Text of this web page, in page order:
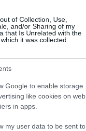
of Collection, Use,
and/or Sharing of my
that Is Unrelated with the
it was collected.
Google to enable storage
like cookies on
in apps.
my user data to be sent to
și